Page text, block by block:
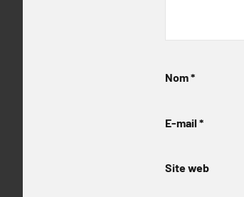
Nom*
E-mail *
Site web